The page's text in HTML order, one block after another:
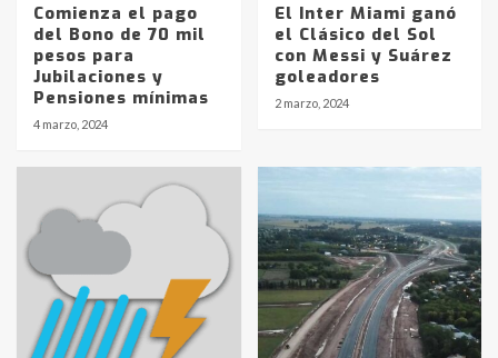
Comienza el pago
del Bono de 70 mil
pesos para
Jubilaciones y
Pensiones mínimas
4 marzo, 2024
El Inter Miami ganó
el Clásico del Sol
con Messi y Suárez
goleadores
2 marzo, 2024
Identidad de los adolescentes
en la mañana del lunes
Accidente en Ruta 5: falleció un
joven de Trenque Lauquen